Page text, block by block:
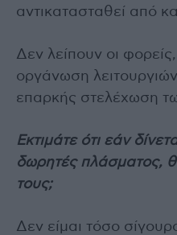
αντικατασταθεί από
Δεν λείπουν οι
οργάνωση
επαρκής στελέχωση
Εκτιμάτε ότι εάν
δωρητές πλάσματος,
τους;
Δεν είμαι τόσο